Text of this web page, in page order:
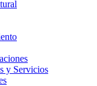
y Servicios